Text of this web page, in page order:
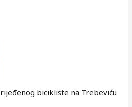
bicikliste na Trebeviću